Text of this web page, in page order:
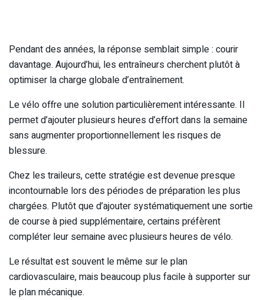
Pendant des années, la réponse semblait simple : courir
davantage. Aujourd’hui, les entraîneurs cherchent plutôt à
optimiser la charge globale d’entraînement.
Le vélo offre une solution particulièrement intéressante. Il
permet d’ajouter plusieurs heures d’effort dans la semaine
sans augmenter proportionnellement les risques de
blessure.
Chez les traileurs, cette stratégie est devenue presque
incontournable lors des périodes de préparation les plus
chargées. Plutôt que d’ajouter systématiquement une sortie
de course à pied supplémentaire, certains préfèrent
compléter leur semaine avec plusieurs heures de vélo.
Le résultat est souvent le même sur le plan
cardiovasculaire, mais beaucoup plus facile à supporter sur
le plan mécanique.